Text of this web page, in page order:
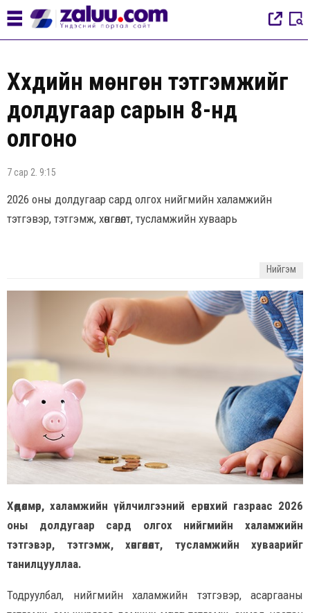
Хүүхдийн мөнгөн тэтгэмжийг
долдугаар сарын 8-нд
олгоно
7 сар 2. 9:15
2026 оны долдугаар сард олгох нийгмийн халамжийн
тэтгэвэр, тэтгэмж, хөнгөлөлт, тусламжийн хуваарь
Нийгэм
Хөдөлмөр, халамжийн үйлчилгээний ерөнхий газраас 2026
оны долдугаар сард олгох нийгмийн халамжийн
тэтгэвэр, тэтгэмж, хөнгөлөлт, тусламжийн хуваарийг
танилцууллаа.
Тодруулбал, нийгмийн халамжийн тэтгэвэр, асаргааны